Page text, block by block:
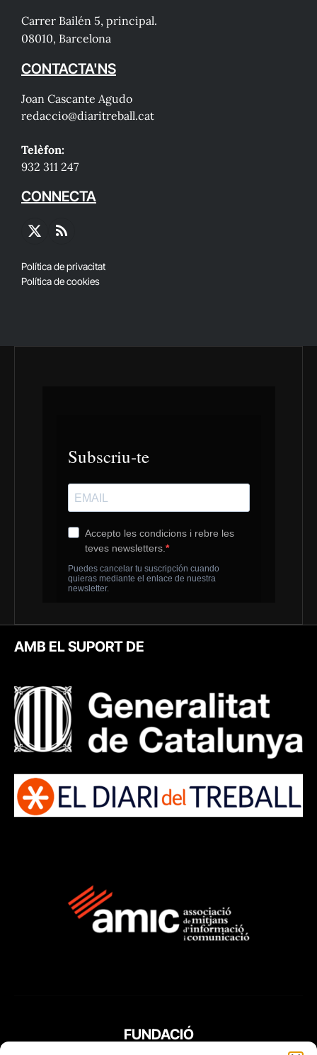
Carrer Bailén 5, principal.
08010, Barcelona
CONTACTA'NS
Joan Cascante Agudo
redaccio@diaritreball.cat
Telèfon:
932 311 247
CONNECTA
X
RSS
Política de privacitat
Política de cookies
AMB EL SUPORT DE
FUNDACIÓ